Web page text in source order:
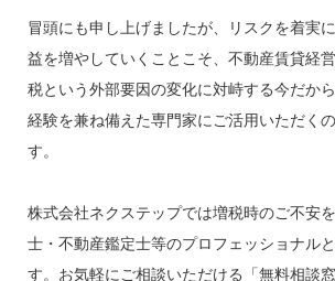
冒頭にも申し上げましたが、リスクを着実
益を増やしていくことこそ、不動産賃貸経
税という外部要因の変化に対峙する今だか
経験を兼ね備えた専門家にご活用いただく
す。
株式会社ネクステップでは増税時のご不安
士・不動産鑑定士等のプロフェッショナル
す。お気軽にご相談いただける「無料相談